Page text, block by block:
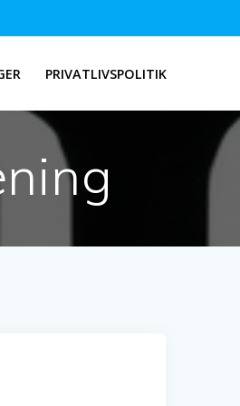
PRIVATLIVSPOLITIK